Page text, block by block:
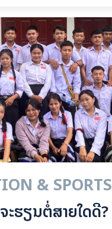
& SPORTS
ະຮຽນຕໍ່ສາຍໃດດີ?